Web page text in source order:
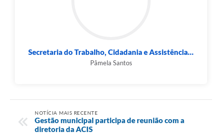
Secretaria do Trabalho, Cidadania e Assistência...
Pâmela Santos
NOTÍCIA MAIS RECENTE
Gestão municipal participa de reunião com a
diretoria da ACIS